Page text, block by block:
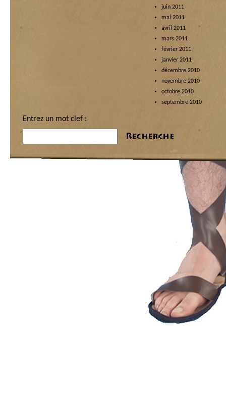
juin 2011
mai 2011
avril 2011
mars 2011
février 2011
janvier 2011
décembre 2010
novembre 2010
octobre 2010
septembre 2010
Entrez un mot clef :